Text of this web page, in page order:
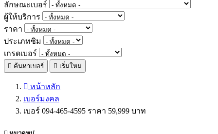
ลักษณะเบอร์
ผู้ให้บริการ
ราคา
ประเภทซิม
เกรดเบอร์
ค้นหาเบอร์ เริ่มใหม่
หน้าหลัก
เบอร์มงคล
เบอร์ 094-465-4595 ราคา 59,999 บาท